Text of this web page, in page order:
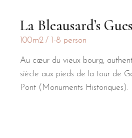
La Bleausard’s
100m2 1-8 person
Au cœur du vieux bourg,
siècle aux pieds de la tour de
Pont (Monuments